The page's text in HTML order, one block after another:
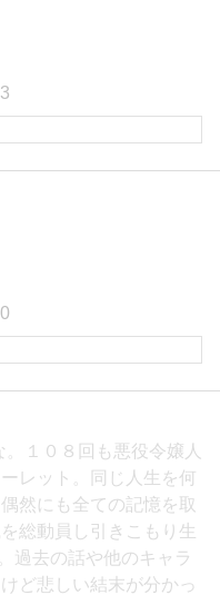
１０８回も悪役令嬢人
レット。同じ人生を何
然にも全ての記憶を取
総動員し引きこもり生
過去の話や他のキャラ
ど悲しい結末が分かっ